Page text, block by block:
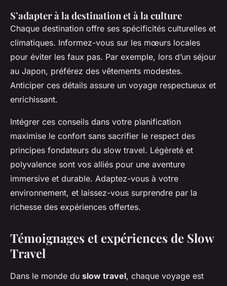
S’adapter à la destination et à la culture
Chaque destination offre ses spécificités culturelles et
climatiques. Informez-vous sur les mœurs locales
pour éviter les faux pas. Par exemple, lors d’un séjour
au Japon, préférez des vêtements modestes.
Anticiper ces détails assure un voyage respectueux et
enrichissant.
Intégrer ces conseils dans votre planification
maximise le confort sans sacrifier le respect des
principes fondateurs du slow travel. Légèreté et
polyvalence sont vos alliés pour une aventure
immersive et durable. Adaptez-vous à votre
environnement, et laissez-vous surprendre par la
richesse des expériences offertes.
Témoignages et expériences de Slow
Travel
Dans le monde du slow travel, chaque voyage est